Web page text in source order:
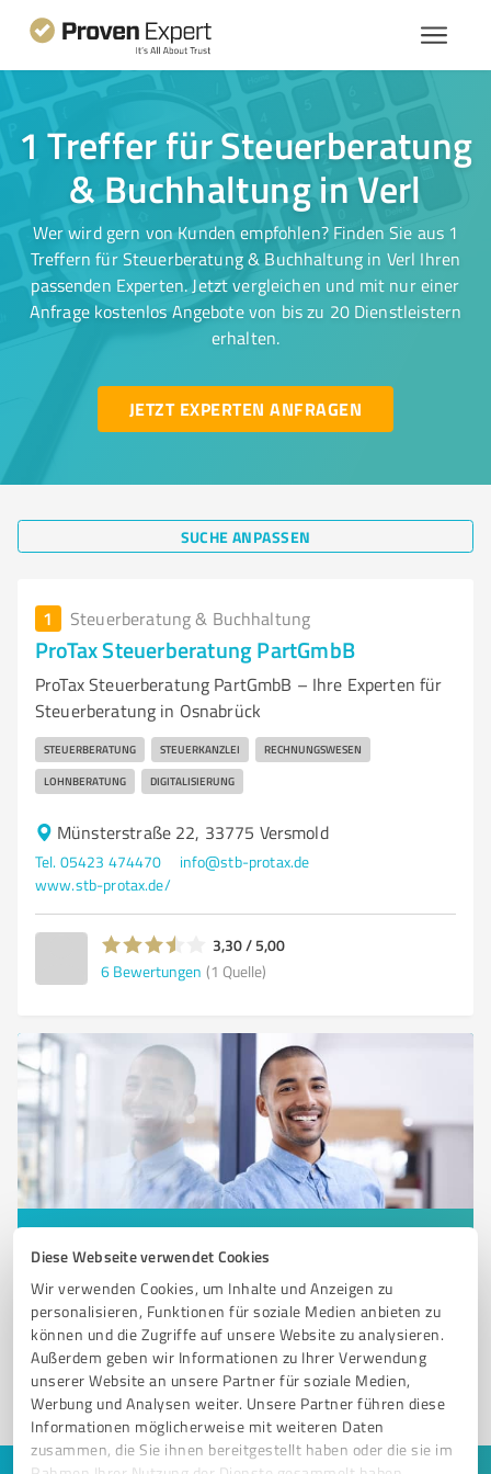
Diese Webseite verwendet Cookies
Wir verwenden Cookies, um Inhalte und Anzeigen zu
personalisieren, Funktionen für soziale Medien anbieten zu
können und die Zugriffe auf unsere Website zu analysieren.
Außerdem geben wir Informationen zu Ihrer Verwendung
unserer Website an unsere Partner für soziale Medien,
Werbung und Analysen weiter. Unsere Partner führen diese
Informationen möglicherweise mit weiteren Daten
zusammen, die Sie ihnen bereitgestellt haben oder die sie im
1 Treffer für Steuerberatung
& Buchhaltung in Verl
Wer wird gern von Kunden empfohlen? Finden Sie aus 1
Treffern für Steuerberatung & Buchhaltung in Verl Ihren
passenden Experten. Jetzt vergleichen und mit nur einer
Anfrage kostenlos Angebote von bis zu 20 Dienstleistern
erhalten.
JETZT EXPERTEN ANFRAGEN
SUCHE ANPASSEN
1 Steuerberatung & Buchhaltung
ProTax Steuerberatung PartGmbB
ProTax Steuerberatung PartGmbB – Ihre Experten für
Steuerberatung in Osnabrück
STEUERBERATUNG STEUERKANZLEI RECHNUNGSWESEN
LOHNBERATUNG DIGITALISIERUNG
Münsterstraße 22, 33775 Versmold
Tel. 05423 474470
info@stb-protax.de
www.stb-protax.de/
3,30 / 5,00
6 Bewertungen (1 Quelle)
Sie möchten auch hier gelistet werden?
Registrieren Sie sich jetzt und werden Sie ein von
Kunden empfohlener ProvenExpert!